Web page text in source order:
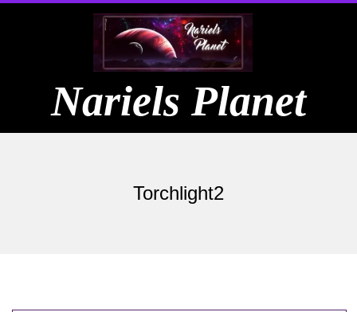
Nariels Planet
Torchlight2